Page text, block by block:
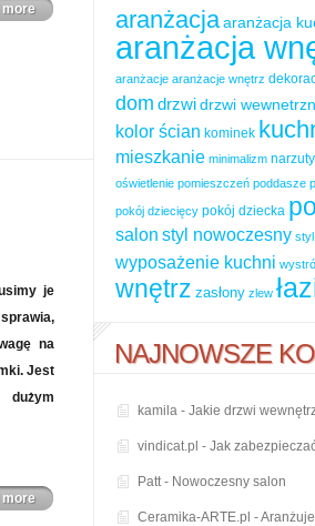
more
je
na
Jest
dużym
more
aranżacjaaranżacja
aranżacja
aranżacje aranżacje wnętrz
dom drzwidrzwi
kolor ścian kominek
mieszkanie minimalizm narzuty
oświetlenie pomieszczeń poddasze
pokój dziecięcy pokój dziecka
salon styl nowoczesny
wyposażenie kuchni
wnętrz zasłony zlew
NAJNOWSZE
kamila - Jakie drzwi
vindicat.pl - Jak
Patt- Nowoczesny salon
Ceramika-ARTE.pl -